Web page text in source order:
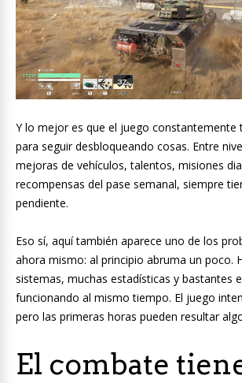
Y lo mejor es que el juego constantemente
para seguir desbloqueando cosas. Entre
mejoras de vehículos, talentos, misiones
recompensas del pase semanal, siempre
pendiente.
Eso sí, aquí también aparece uno de los
ahora mismo: al principio abruma un poco.
sistemas, muchas estadísticas y bastantes
funcionando al mismo tiempo. El juego
pero las primeras horas pueden resultar
El combate